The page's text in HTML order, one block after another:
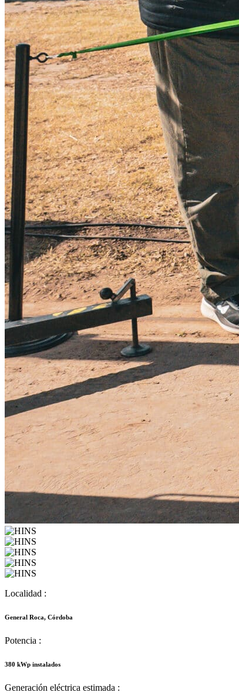
Localidad :
General Roca, Córdoba
Potencia :
380 kWp instalados
Generación eléctrica estimada :